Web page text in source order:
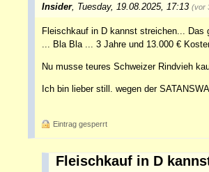
Insider, Tuesday, 19.08.2025, 17:13 (vor
Fleischkauf in D kannst streichen... Das
... Bla Bla ... 3 Jahre und 13.000 €
Nu musse teures Schweizer Rindvieh
Ich bin lieber still. wegen der
Eintrag gesperrt
Fleischkauf in D